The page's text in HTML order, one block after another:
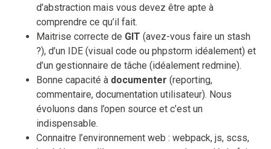
d’abstraction mais vous devez être apte à
comprendre ce qu’il fait.
Maitrise correcte de GIT (avez-vous faire un stash
?), d’un IDE (visual code ou phpstorm idéalement) et
d’un gestionnaire de tâche (idéalement redmine).
Bonne capacité à documenter (reporting,
commentaire, documentation utilisateur). Nous
évoluons dans l’open source et c’est un
indispensable.
Connaitre l’environnement web : webpack, js, scss,